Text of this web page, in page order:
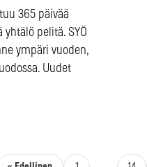
365 päivää
pelitä. SYÖ
ympäri vuoden,
Uudet